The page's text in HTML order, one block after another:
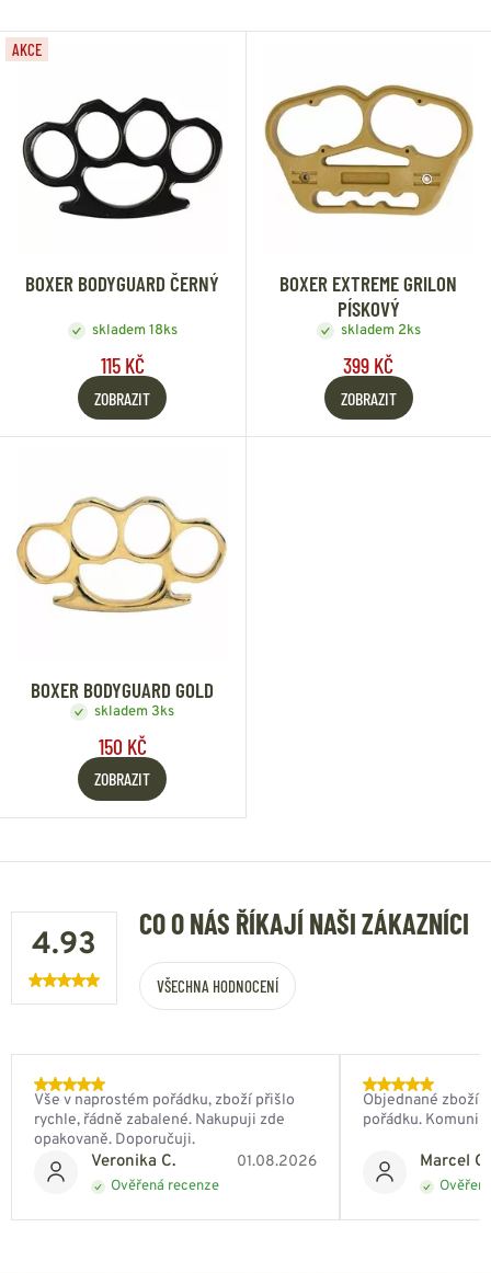
AKCE
BOXER BODYGUARD ČERNÝ
skladem 18ks
115 KČ
ZOBRAZIT
BOXER EXTREME GRILON
PÍSKOVÝ
skladem 2ks
399 KČ
ZOBRAZIT
BOXER BODYGUARD GOLD
skladem 3ks
150 KČ
ZOBRAZIT
4.93
CO O NÁS ŘÍKAJÍ NAŠI ZÁKAZNÍCI
VŠECHNA HODNOCENÍ
Veronika C. 01.08.2026
Ověřená recenze
Vše v naprostém pořádku, zboží přišlo
rychle, řádně zabalené. Nakupuji zde
opakovaně. Doporučuji.
Marcel
Objednané zboží
pořádku.